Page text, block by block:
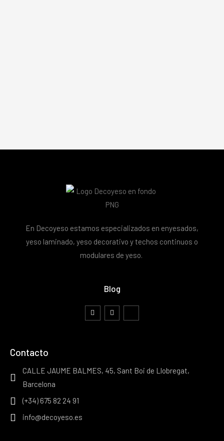
En Decoyeso estamos especializados en enyesados,
yeso laminado, yeso decorativo y techos continuos o
modulares de yeso.
Blog
Contacto
CALLE JAUME BALMES, 45, Sant Boi de Llobregat,
Barcelona
(+34) 675 82 24 91
info@decoyeso.es